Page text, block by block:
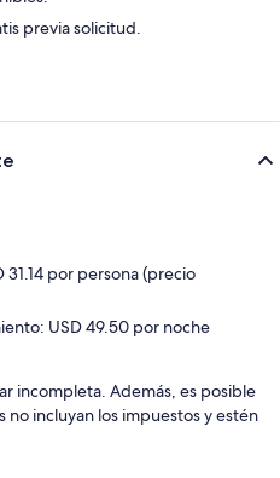
previa solicitud.
por persona (precio
USD 49.50 por noche
incompleta. Además, es posible
no incluyan los impuestos y estén